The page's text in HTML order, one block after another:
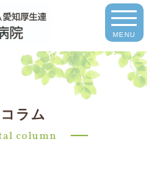
MENU
ラム
column